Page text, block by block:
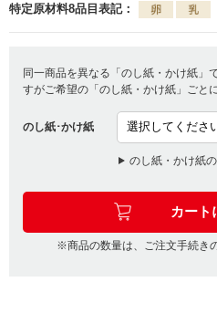
特定原材料8品目表記：
同一商品を異なる「のし紙・かけ紙」
すがご希望の「のし紙・かけ紙」ごと
のし紙･かけ紙
のし紙・かけ紙
※商品の数量は、ご注文手続き